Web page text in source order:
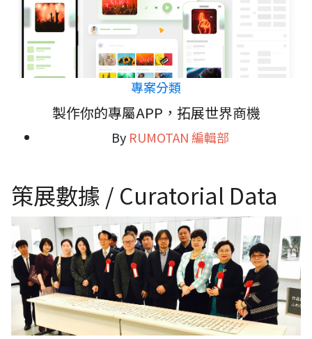
專案分類
製作你的專屬APP，拓展世界商機
By RUMOTAN 編輯部
策展數據 / Curatorial Data